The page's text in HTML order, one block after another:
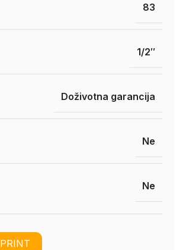
83
1/2″
Doživotna garancija
Ne
Ne
PRINT